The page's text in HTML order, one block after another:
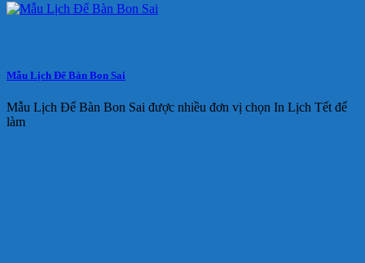
Mẫu Lịch Để Bàn Bon Sai
Mẫu Lịch Để Bàn Bon Sai được nhiều đơn vị chọn In Lịch Tết để
làm